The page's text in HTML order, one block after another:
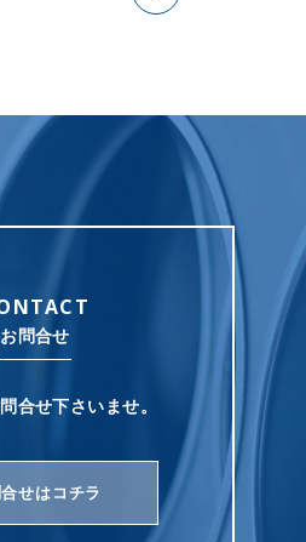
お問合せ
合せ下さいませ。
せはコチラ